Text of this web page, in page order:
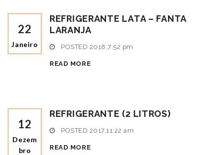
22
Janeiro
REFRIGERANTE LATA – FANTA
LARANJA
POSTED 2018,7:52 pm
READ MORE
12
Dezem
Bro
REFRIGERANTE (2 LITROS)
POSTED 2017,11:22 am
READ MORE